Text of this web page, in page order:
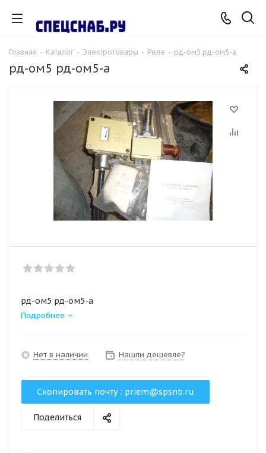
Главная - Каталог - Электротовары - Реле - рд-ом5 рд-ом5-а
рд-ом5 рд-ом5-а
рд-ом5 рд-ом5-а
Подробнее
Нет в наличии Нашли дешевле?
Скопировать почту : priem@spsnb.ru
Поделиться